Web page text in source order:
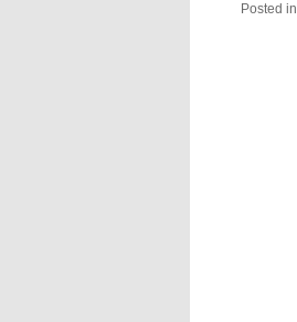
Posted in